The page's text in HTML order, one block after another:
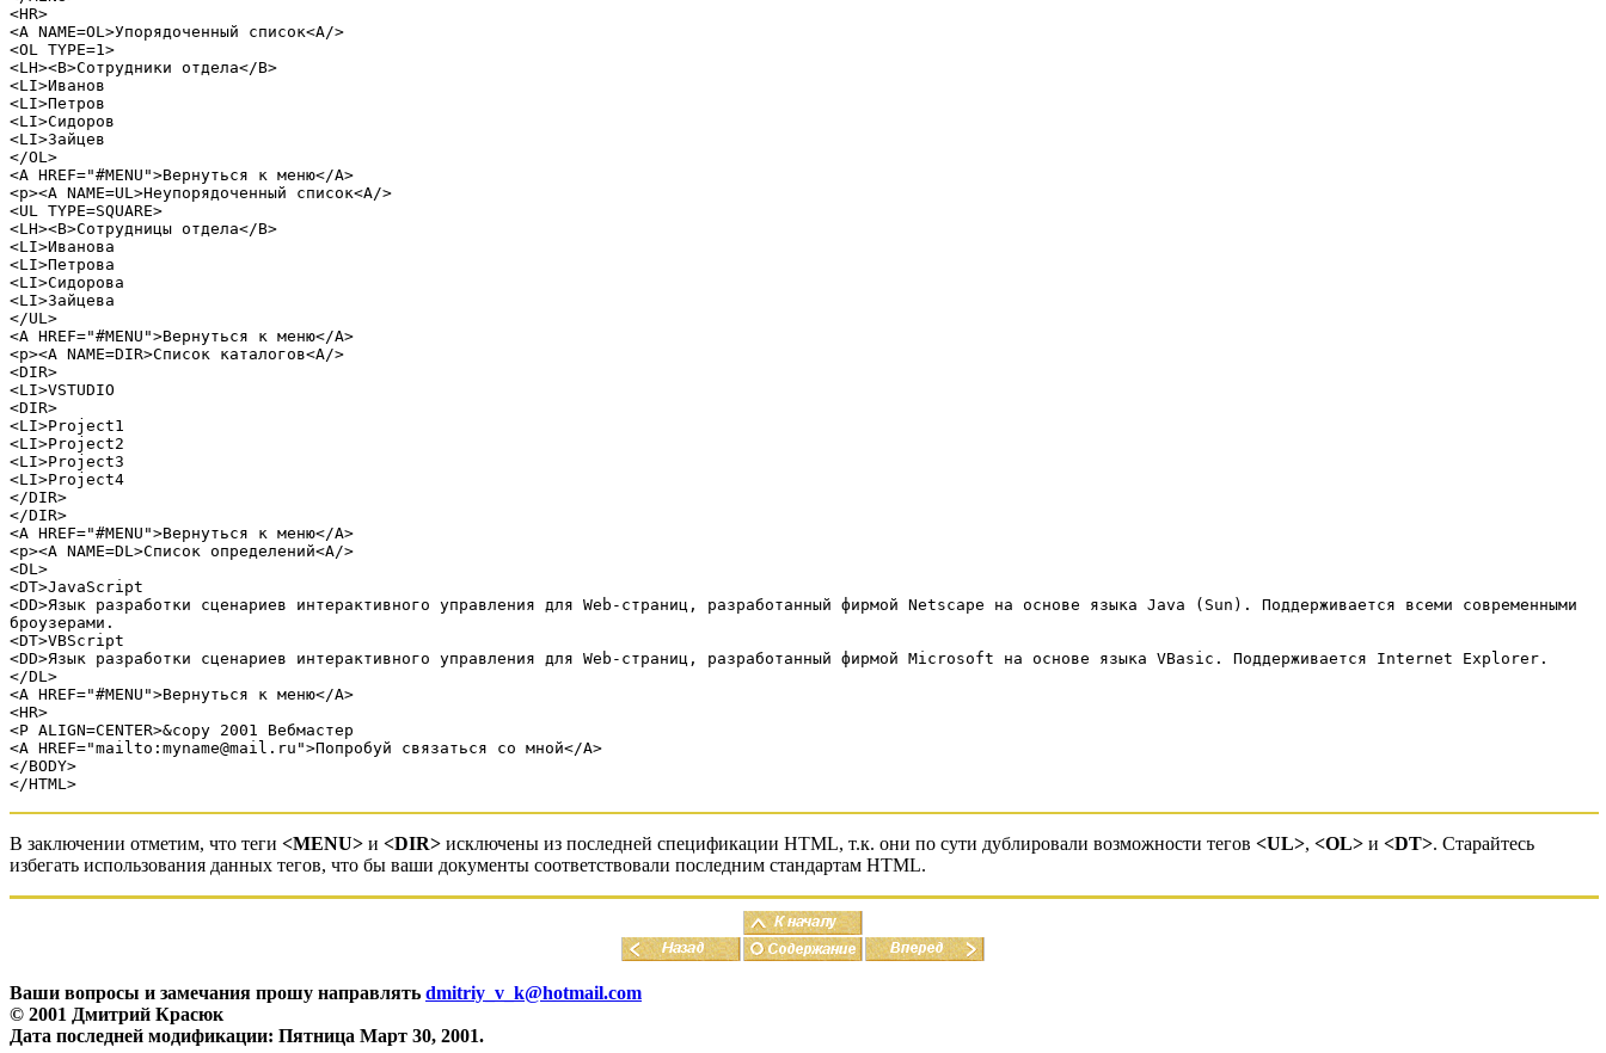
<HR>
<A NAME=OL>Упорядоченный список<A/>
<OL TYPE=1>
<LH><B>Сотрудники отдела</B>
<LI>Иванов
<LI>Петров
<LI>Сидоров
<LI>Зайцев
</OL>
<A HREF="#MENU">Вернуться к меню</A>
<p><A NAME=UL>Неупорядоченный список<A/>
<UL TYPE=SQUARE>
<LH><B>Сотрудницы отдела</B>
<LI>Иванова
<LI>Петрова
<LI>Сидорова
<LI>Зайцева
</UL>
<A HREF="#MENU">Вернуться к меню</A>
<p><A NAME=DIR>Список каталогов<A/>
<DIR>
<LI>VSTUDIO
<DIR>
<LI>Project1
<LI>Project2
<LI>Project3
<LI>Project4
</DIR>
</DIR>
<A HREF="#MENU">Вернуться к меню</A>
<p><A NAME=DL>Список определений<A/>
<DL>
<DT>JavaScript
<DD>Язык разработки сценариев интерактивного управления для Web-страниц, разработанный фирмой Netscape на основе языка Java (Sun). Поддерживается всеми современными
броузерами.
<DT>VBScript
<DD>Язык разработки сценариев интерактивного управления для Web-страниц, разработанный фирмой Microsoft на основе языка VBasic. Поддерживается Internet Explorer.
</DL>
<A HREF="#MENU">Вернуться к меню</A>
<HR>
<P ALIGN=CENTER>&copy 2001 Вебмастер
<A HREF="mailto:myname@mail.ru">Попробуй связаться со мной</A>
</BODY>
</HTML>
В заключении отметим, что теги <MENU> и <DIR> исключены из последней спецификации HTML, т.к. они по сути дублировали возможности тегов <UL>, <OL> и <DT>. Старайтесь
избегать использования данных тегов, что бы ваши документы соответствовали последним стандартам HTML.
Ваши вопросы и замечания прошу направлять dmitriy_v_k@hotmail.com
© 2001 Дмитрий Красюк
Дата последней модификации: Пятница Март 30, 2001.